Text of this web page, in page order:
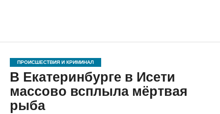
ПРОИСШЕСТВИЯ И КРИМИНАЛ
В Екатеринбурге в Исети
массово всплыла мёртвая
рыба